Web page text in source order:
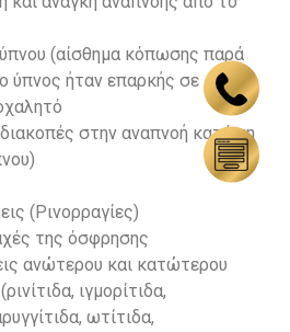
(αίσθημα κόπωσης παρά
ύπνος ήταν επαρκής σε
στην αναπνοή κατά τη
(Ρινορραγίες)
της όσφρησης
ανώτερου και κατώτερου
ιγμορίτιδα,
ωτίτιδα,